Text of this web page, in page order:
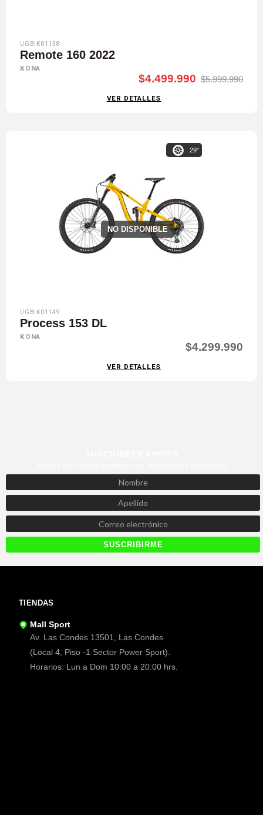
UGBIK01138
Remote 160 2022
KONA
$4.499.990 $5.999.990
VER DETALLES
NO DISPONIBLE
29"
UGBIK01149
Process 153 DL
KONA
$4.299.990
VER DETALLES
TIENDAS
Mall Sport
Av. Las Condes 13501, Las Condes
(Local 4, Piso -1 Sector Power Sport).
Horarios: Lun a Dom 10:00 a 20:00 hrs.